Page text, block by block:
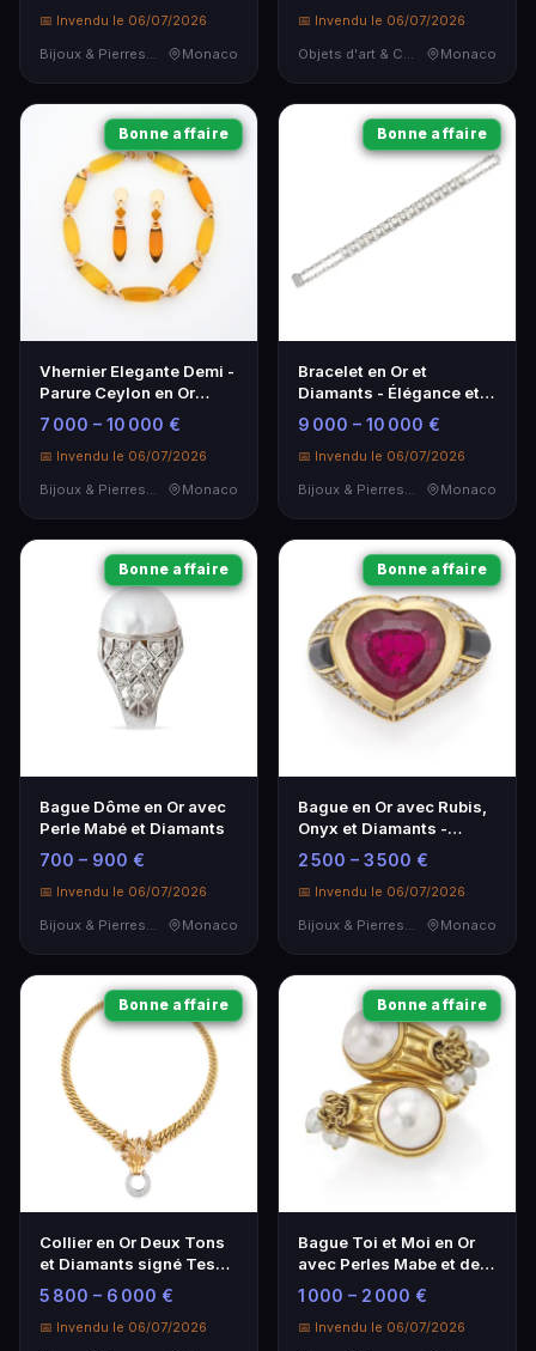
📅 Invendu le 06/07/2026
Monaco
📅 Invendu le 06/07/2026
Monaco
Bonne affaire
Vhernier Elegante Demi -
Parure Ceylon en Or
Jaune
7 000 – 10 000 €
📅 Invendu le 06/07/2026
Bijoux & Pierres Précieuses
Monaco
Bonne affaire
Bracelet en Or et
Diamants - Élégance et
Brillance
9 000 – 10 000 €
📅 Invendu le 06/07/2026
Monaco
Bonne affaire
Bague Dôme en Or avec
Perle Mabé et Diamants
700 – 900 €
📅 Invendu le 06/07/2026
Bijoux & Pierres Précieuses
Monaco
Bonne affaire
Bague en Or avec Rubis,
Onyx et Diamants -
Élégance et Raffinement
2 500 – 3 500 €
📅 Invendu le 06/07/2026
Bijoux & Pierres Précieuses
Monaco
Bonne affaire
Collier en Or Deux Tons
et Diamants signé Tesa -
Élégance et Luxe
5 800 – 6 000 €
📅 Invendu le 06/07/2026
Bonne affaire
Bague Toi et Moi en Or
avec Perles Mabe et de
Culture
1 000 – 2 000 €
📅 Invendu le 06/07/2026